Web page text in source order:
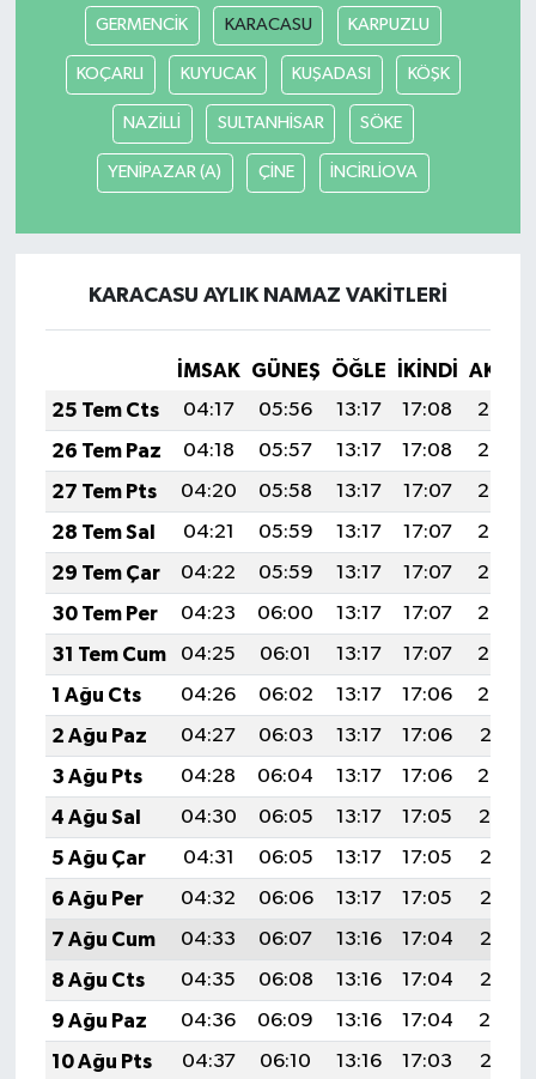
GERMENCİK KARACASU KARPUZLU
KOÇARLI KUYUCAK KUŞADASI KÖŞK
NAZİLLİ SULTANHİSAR SÖKE
YENİPAZAR (A) ÇİNE İNCİRLİOVA
KARACASU AYLIK NAMAZ VAKITLERI
İMSAK GÜNEŞ ÖĞLE İKINDI
25 Tem Cts
04:17 05:56 13:17 17:08
20:28
26 Tem Paz
04:18 05:57 13:17 17:08
20:27
27 Tem Pts
04:20 05:58 13:17 17:07
20:27
28 Tem Sal
04:21 05:59 13:17 17:07
20:26
29 Tem Çar
04:22 05:59 13:17 17:07
20:25
30 Tem Per
04:23 06:00 13:17 17:07
20:24
31 Tem Cum
04:25 06:01 13:17 17:07
20:23
1 Ağu Cts
04:26 06:02 13:17 17:06
20:22
2 Ağu Paz
04:27 06:03 13:17 17:06
20:21
3 Ağu Pts
04:28 06:04 13:17 17:06
20:20
4 Ağu Sal
04:30 06:05 13:17 17:05
20:19
5 Ağu Çar
04:31 06:05 13:17 17:05
20:18
6 Ağu Per
04:32 06:06 13:17 17:05
20:17
7 Ağu Cum
04:33 06:07 13:16 17:04
20:16
8 Ağu Cts
04:35 06:08 13:16 17:04
20:15
9 Ağu Paz
04:36 06:09 13:16 17:04
20:14
10 Ağu Pts
04:37 06:10 13:16 17:03
20:13